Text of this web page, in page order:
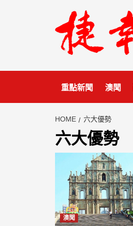
重點新聞 澳聞
HOME 六大優勢
六大優勢
澳聞